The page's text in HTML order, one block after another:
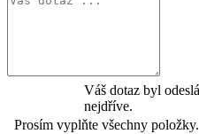
Váš dotaz byl
nejdříve.
Prosím vyplňte všechny položky.